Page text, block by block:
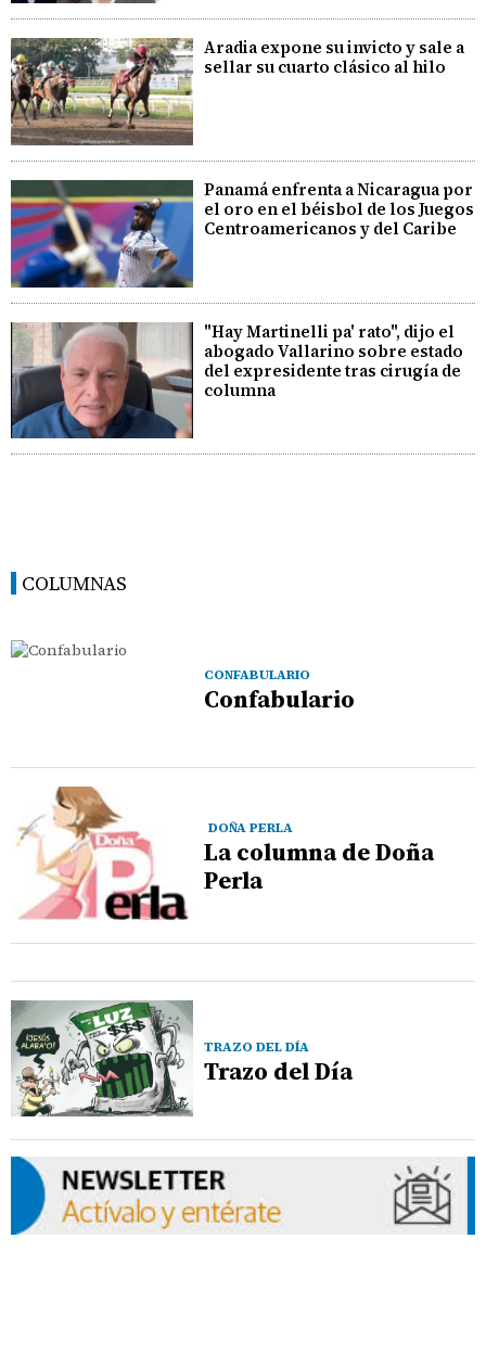
Aradia expone su invicto y sale a
sellar su cuarto clásico al hilo
Panamá enfrenta a Nicaragua por
el oro en el béisbol de los Juegos
Centroamericanos y del Caribe
"Hay Martinelli pa' rato", dijo el
abogado Vallarino sobre estado
del expresidente tras cirugía de
columna
COLUMNAS
CONFABULARIO
Confabulario
DOÑA PERLA
La columna de Doña
Perla
TRAZO DEL DÍA
Trazo del Día